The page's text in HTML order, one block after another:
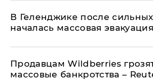
В Геленджике после
началась массовая эвакуация
Продавцам Wildberries
массовые банкротства –